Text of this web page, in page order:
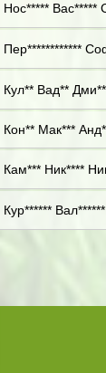
Нос***** Вас*****
Пер************
Кул** Вад**
Кон** Мак***
Кам*** Ник****
Кур******